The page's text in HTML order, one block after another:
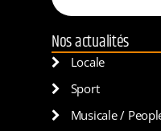
Nos actualités
Locale
Sport
Musicale /